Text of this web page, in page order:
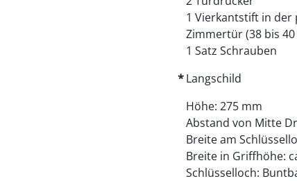
1 Vierkantstift in der
Zimmertür (38 bis
1 Satz Schrauben
Langschild
Höhe: 275 mm
Abstand von Mitte
Breite am
Breite in Griffhöhe:
Schlüsselloch: